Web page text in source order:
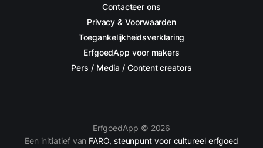
Contacteer ons
Privacy & Voorwaarden
Toegankelijkheidsverklaring
ErfgoedApp voor makers
Pers / Media / Content creators
ErfgoedApp © 2026
Een initiatief van FARO, steunpunt voor cultureel erfgoed